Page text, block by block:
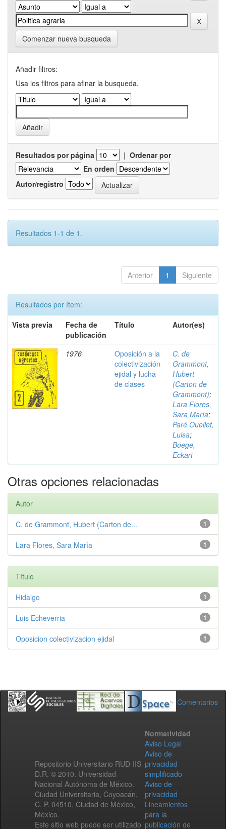
Comenzar nueva busqueda
Añadir filtros:
Usa los filtros para afinar la busqueda.
Resultados por página | Ordenar por
En orden
Autor/registro
Resultados 1-1 de 1.
Anterior 1 Siguiente
Resultados por ítem:
Vista previa
Fecha de
publicación
Título Autor(es)
1976
Oposición a la
colectivización
ejidal y lucha
de clases
C. de
Grammont,
Hubert
(Carton de
Grammont);
Lara Flores,
Sara María;
Paré Ouellet,
Luisa;
Boege,
Eckart
Otras opciones relacionadas
Autor
1
C. de Grammont, Hubert (Carton de...
1
Lara Flores, Sara María
Título
1
Hidalgo
1
Luis Echeverria
1
Oposicion colectivizacion ejidal
Comentarios
Repositorio Universitario RUD-IIS
D.R. © 2010. Universidad
Nacional Autónoma de México.
Ciudad Universitaria, Coyoacán,
C. P. 04510, Ciudad de México,
México.
Este sitio web puede ser utilizado
Normatividad
Aviso Legal
Aviso de
privacidad
simplificado
Aviso de
privacidad
Lineamientos
para la
publicación de